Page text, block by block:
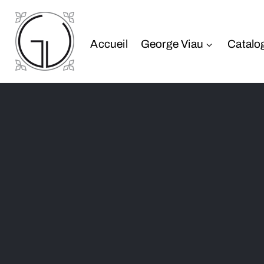
Accueil George Viau